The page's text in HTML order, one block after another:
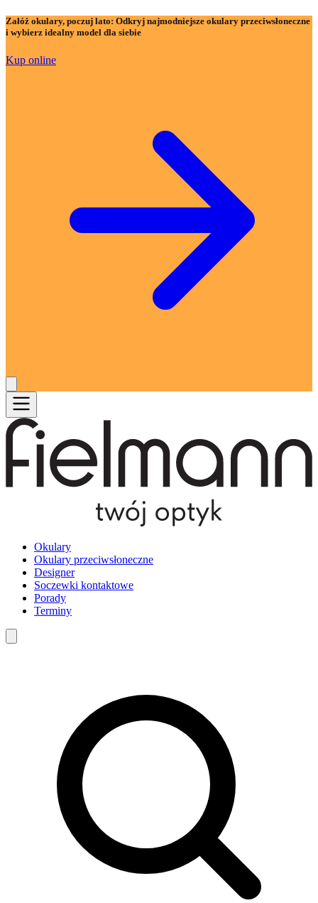
Załóż okulary, poczuj lato: Odkryj najmodniejsze okulary przeciwsłoneczne
i wybierz idealny model dla siebie
Kup online
Okulary
Okulary przeciwsłoneczne
Designer
Soczewki kontaktowe
Porady
Terminy